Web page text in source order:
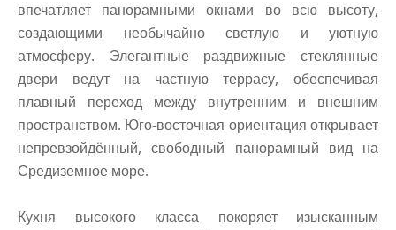
впечатляет панорамными окнами во всю высоту,
создающими необычайно светлую и уютную
атмосферу. Элегантные раздвижные стеклянные
двери ведут на частную террасу, обеспечивая
плавный переход между внутренним и внешним
пространством. Юго-восточная ориентация открывает
непревзойдённый, свободный панорамный вид на
Средиземное море.
Кухня высокого класса покоряет изысканным